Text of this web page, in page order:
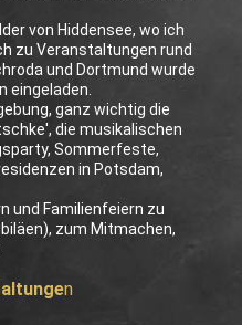
von Hiddensee, wo ich
zu Veranstaltungen rund
und Dortmund wurde
eingeladen.
ganz wichtig die
die musikalischen
Sommerfeste,
in Potsdam,
und Familienfeiern zu
zum Mitmachen,
n